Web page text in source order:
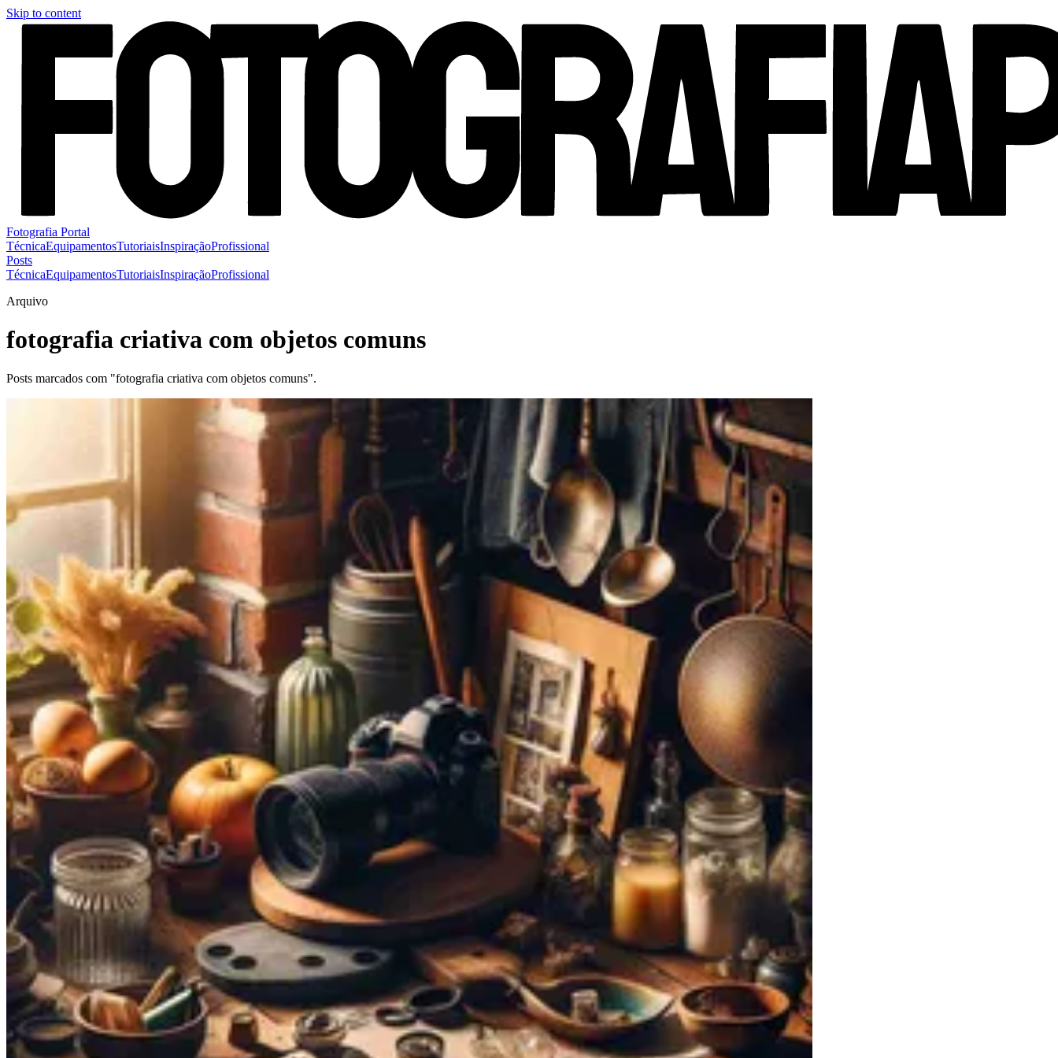
Skip to content
Fotografia Portal
TécnicaEquipamentosTutoriaisInspiraçãoProfissional
Posts
TécnicaEquipamentosTutoriaisInspiraçãoProfissional
Arquivo
fotografia criativa com objetos comuns
Posts marcados com "fotografia criativa com objetos comuns".